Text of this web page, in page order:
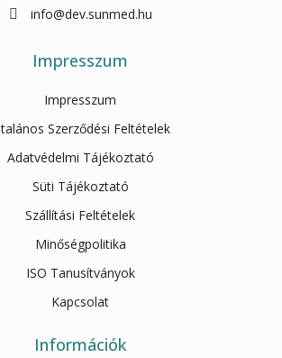
info@dev.sunmed.hu
Impresszum
Impresszum
Szerződési Feltételek
Adatvédelmi Tájékoztató
Süti Tájékoztató
Szállítási Feltételek
Minőségpolitika
ISO Tanusítványok
Kapcsolat
Információk